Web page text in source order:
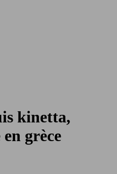
kinetta,
en grèce